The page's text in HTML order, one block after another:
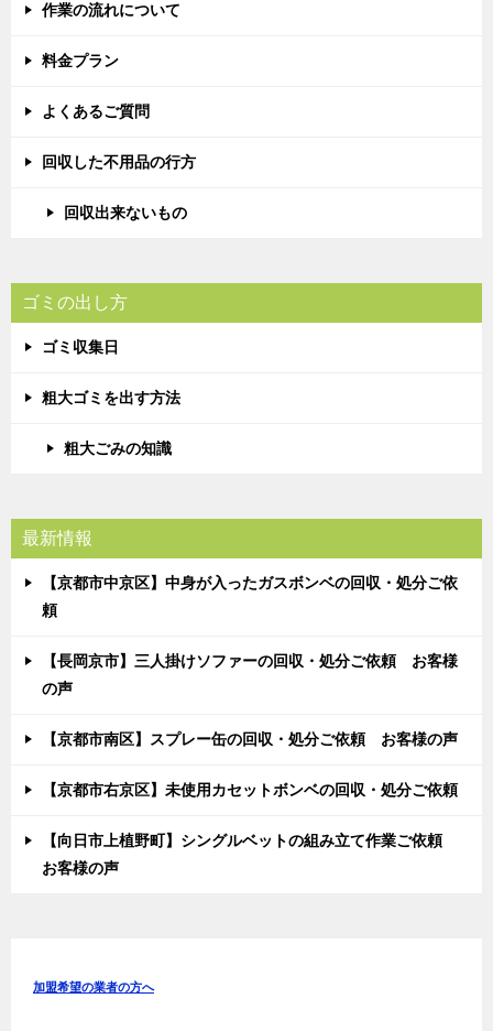
作業の流れについて
料金プラン
よくあるご質問
回収した不用品の行方
回収出来ないもの
ゴミの出し方
ゴミ収集日
粗大ゴミを出す方法
粗大ごみの知識
最新情報
【京都市中京区】中身が入ったガスボンベの回収・処分ご依
頼
【長岡京市】三人掛けソファーの回収・処分ご依頼 お客様
の声
【京都市南区】スプレー缶の回収・処分ご依頼 お客様の声
【京都市右京区】未使用カセットボンベの回収・処分ご依頼
【向日市上植野町】シングルベットの組み立て作業ご依頼
お客様の声
加盟希望の業者の方へ